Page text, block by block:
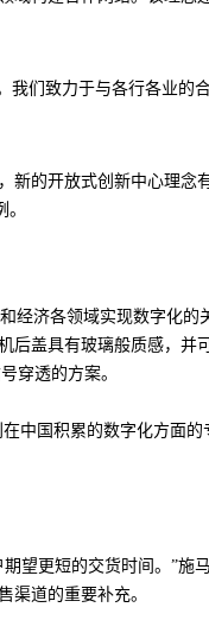
们致力于与各行各业的
新的开放式创新中心理念
经济各领域实现数字化的
后盖具有玻璃般质感，并
穿透的方案。
中国积累的数字化方面
望更短的交货时间。”施
渠道的重要补充。